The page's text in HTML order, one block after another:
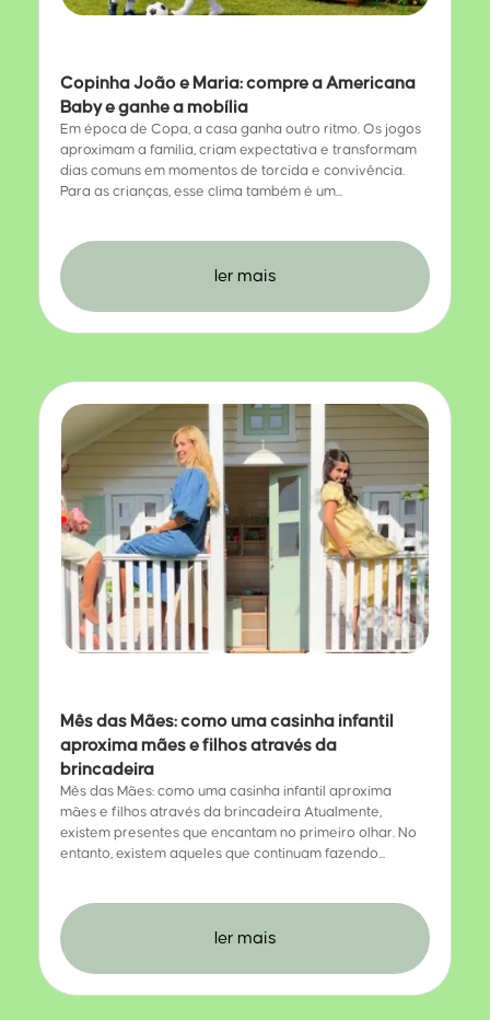
Copinha João e Maria: compre a Americana
Baby e ganhe a mobília
Em época de Copa, a casa ganha outro ritmo. Os jogos
aproximam a família, criam expectativa e transformam
dias comuns em momentos de torcida e convivência.
Para as crianças, esse clima também é um...
ler mais
Mês das Mães: como uma casinha infantil
aproxima mães e filhos através da
brincadeira
Mês das Mães: como uma casinha infantil aproxima
mães e filhos através da brincadeira Atualmente,
existem presentes que encantam no primeiro olhar. No
entanto, existem aqueles que continuam fazendo...
ler mais